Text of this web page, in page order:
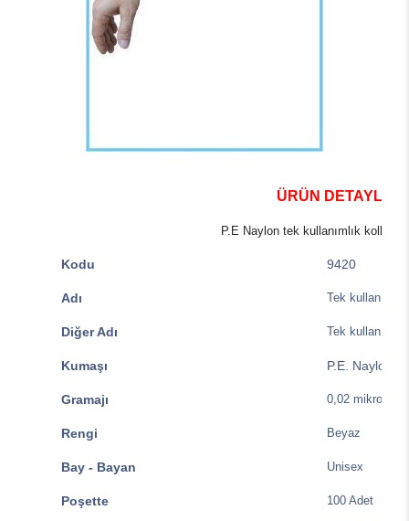
ÜRÜN DETAYLARI
P.E Naylon tek kullanımlık kolluk
Kodu 9420
Adı Tek
Diğer Adı Tek
Kumaşı P.E. Naylon
Gramajı 0,02 mikron
Rengi Beyaz
Bay - Bayan Unisex
Poşette 100 Adet